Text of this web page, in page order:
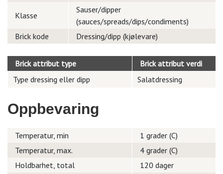
Klasse
Sauser/dipper
(sauces/spreads/dips/condiments)
Brick kode
Dressing/dipp (kjølevare)
Brick attribut type
Brick attribut verdi
Type dressing eller dipp
Salatdressing
Oppbevaring
Temperatur, min
1 grader (C)
Temperatur, max.
4 grader (C)
Holdbarhet, total
120 dager